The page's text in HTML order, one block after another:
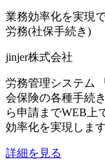
業務効率化を実現
労務(社保手続き)
jinjer株式会社
労務管理システム
会保険の各種手続
ら申請までWEB上
効率化を実現します
詳細を見る